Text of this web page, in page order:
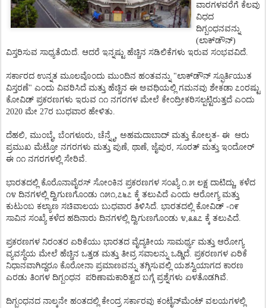
ವಾರಗಳವರೆಗೆ ಕೆಲವು
ವಿಧದ
ದಿಗ್ಬಂಧನವನ್ನು
(ಲಾಕ್ಡೌನ್)
ವಿಸ್ತರಿಸುವ ಸಾಧ್ಯತೆಯಿದೆ. ಆದರೆ ಇನ್ನಷ್ಟು ಹೆಚ್ಚಿನ ಸಡಿಲಿಕೆಗಳು ಇರುವ ಸಂಭವವಿದೆ.
ಸರ್ಕಾರದ ಉನ್ನತ ಮೂಲವೊಂದು ಮುಂದಿನ ಹಂತವನ್ನು "ಲಾಕ್ಡೌನ್ ಸ್ಫೂರ್ತಿಯುತ
ವಿಸ್ತರಣೆ" ಎಂದು ವಿವರಿಸಿದೆ ಮತ್ತು ಹೆಚ್ಚಿನ ಈ ಅವಧಿಯಲ್ಲಿ ಗಮನವು ಶೇಕಡಾ ೭೦ರಷ್ಟು
ಕೋವಿಡ್ ಪ್ರಕರಣಗಳು ಇರುವ ೧೧ ನಗರಗಳ ಮೇಲೆ ಕೇಂದ್ರೀಕರಿಸಲ್ಪಟ್ಟಿರುತ್ತದೆ ಎಂದು
2020 ಮೇ 27ರ ಬುಧವಾರ ಹೇಳಿತು.
ದೆಹಲಿ, ಮುಂಬೈ, ಬೆಂಗಳೂರು, ಚೆನ್ನೈ, ಅಹಮದಾಬಾದ್ ಮತ್ತು ಕೋಲ್ಕತ- ಈ ಆರು
ಪ್ರಮುಖ ಮೆಟ್ರೋ ನಗರಗಳು ಮತ್ತು ಪುಣೆ, ಥಾಣೆ, ಜೈಪುರ, ಸೂರತ್ ಮತ್ತು ಇಂದೋರ್
ಈ ೧೧ ನಗರಗಳಲ್ಲಿ ಸೇರಿವೆ.
ಭಾರತದಲ್ಲಿ ಕೊರೊನಾವೈರಸ್ ಸೋಂಕಿನ ಪ್ರಕರಣಗಳ ಸಂಖ್ಯೆ ೧.೫ ಲಕ್ಷ ದಾಟಿದ್ದು, ಕಳೆದ
೧೪ ದಿನಗಳಲ್ಲಿ ದ್ವಿಗುಣಗೊಂಡು ೧೫೧,೭೬೭ ಕ್ಕೆ ತಲುಪಿದೆ ಎಂದು ಆರೋಗ್ಯ ಮತ್ತು
ಕುಟುಂಬ ಕಲ್ಯಾಣ ಸಚಿವಾಲಯ ಬುಧವಾರ ತಿಳಿಸಿದೆ. ಭಾರತದಲ್ಲಿ ಕೋವಿಡ್ -೧೯
ಸಾವಿನ ಸಂಖ್ಯೆ ಕಳೆದ ಹದಿನಾರು ದಿನಗಳಲ್ಲಿ ದ್ವಿಗುಣಗೊಂಡು ೪,೩೩೭ ಕ್ಕೆ ತಲುಪಿದೆ.
ಪ್ರಕರಣಗಳ ನಿರಂತರ ಏರಿಕೆಯು ಭಾರತದ ವೈದ್ಯಕೀಯ ಸಾಮರ್ಥ್ಯ ಮತ್ತು ಆರೋಗ್ಯ
ವ್ಯವಸ್ಥೆಯ ಮೇಲೆ ಹೆಚ್ಚಿನ ಒತ್ತಡ ಮತ್ತು ತೀವ್ರ ಸವಾಲನ್ನು ಒಡ್ಡಿದೆ. ಪ್ರಕರಣಗಳ ಏರಿಕೆ
ನಿಧಾನವಾಗಿದ್ದರೂ ಕೊರೋನಾ ಪ್ರಮಾಣವನ್ನು ತಗ್ಗಿಸುವಲ್ಲಿ ಯಶಸ್ವಿಯಾಗದ ಕಾರಣ
ಎರಡು ತಿಂಗಳ ದಿಗ್ಬಂಧನ ಪರಿಣಾಮಕಾರಿತ್ವದ ಬಗ್ಗೆ ಪ್ರಶ್ನೆಗಳು ಏಳತೊಡಗಿವೆ.
ದಿಗ್ಬಂಧನದ ನಾಲ್ಕನೇ ಹಂತದಲ್ಲಿ ಕೇಂದ್ರ ಸರ್ಕಾರವು ಕಂಟೈನ್ಮೆಂಟ್ ವಲಯಗಳಲ್ಲಿ